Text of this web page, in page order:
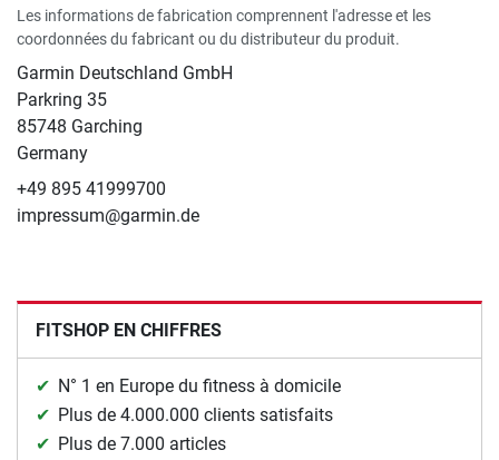
Les informations de fabrication comprennent l'adresse et les
coordonnées du fabricant ou du distributeur du produit.
Garmin Deutschland GmbH
Parkring 35
85748 Garching
Germany
+49 895 41999700
impressum@garmin.de
FITSHOP EN CHIFFRES
N° 1 en Europe du fitness à domicile
Plus de 4.000.000 clients satisfaits
Plus de 7.000 articles